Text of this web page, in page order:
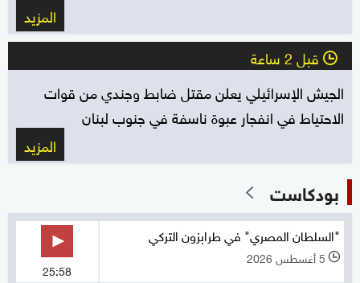
المزيد
l قبل 2 ساعة
الجيش الإسرائيلي يعلن مقتل ضابط وجندي من قوات
الاحتياط في انفجار عبوة ناسفة في جنوب لبنان
المزيد
بودكاست
"السلطان المصري" في طرابزون التركي
l 5 أغسطس 2026
25:58